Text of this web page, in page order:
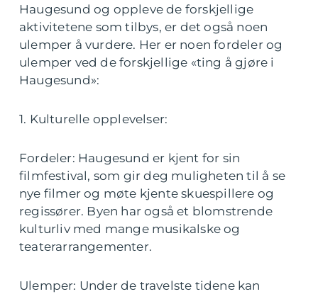
Haugesund og oppleve de forskjellige
aktivitetene som tilbys, er det også noen
ulemper å vurdere. Her er noen fordeler og
ulemper ved de forskjellige «ting å gjøre i
Haugesund»:
1. Kulturelle opplevelser:
Fordeler: Haugesund er kjent for sin
filmfestival, som gir deg muligheten til å se
nye filmer og møte kjente skuespillere og
regissører. Byen har også et blomstrende
kulturliv med mange musikalske og
teaterarrangementer.
Ulemper: Under de travelste tidene kan